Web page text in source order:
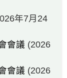
年7月24
會議 (2026
會議 (2026